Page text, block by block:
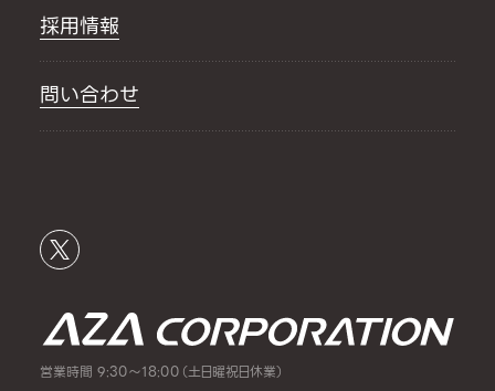
採用情報
問い合わせ
営業時間 9:30～18:00（土日曜祝日休業）